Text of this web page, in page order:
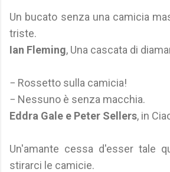
Un bucato senza una camicia
triste.
Ian Fleming, Una cascata di
− Rossetto sulla camicia!
− Nessuno è senza macchia.
Eddra Gale e Peter Sellers, in
Un'amante cessa d'esser tale
stirarci le camicie.